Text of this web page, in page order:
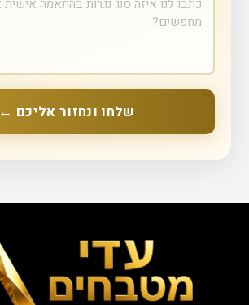
שלחו ונחזור אליכם ←